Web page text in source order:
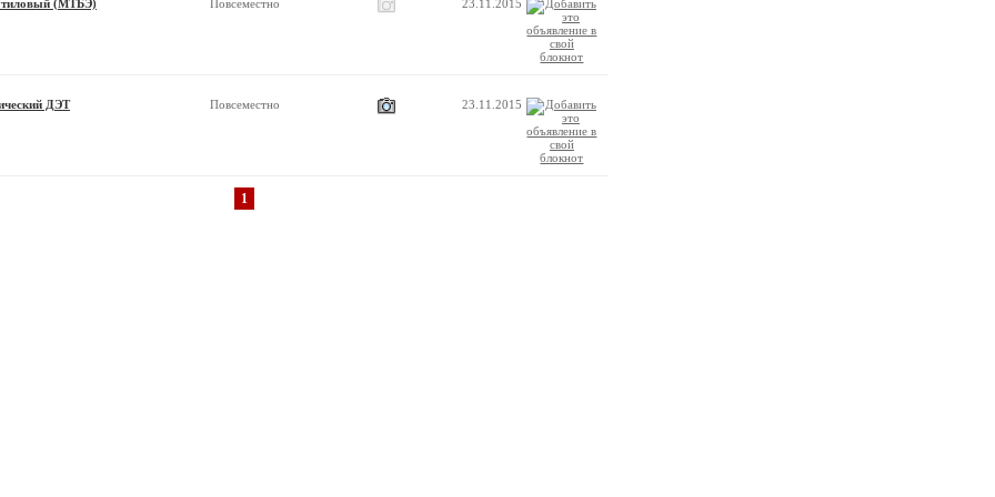
(МТБЭ) 23.11.2015
Повсеместно
ДЭТ 23.11.2015
Повсеместно
1